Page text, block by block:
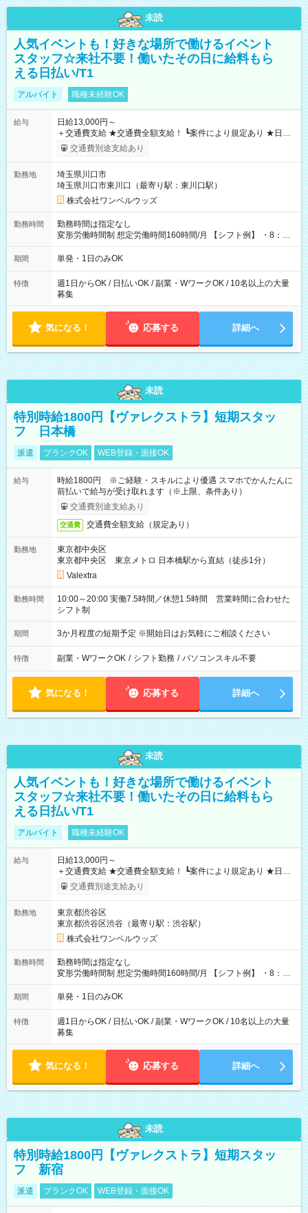
未読
人気イベントも！好きな場所で働けるイベント
スタッフ☆来社不要！働いたその日に給料もら
える日払い/T1
アルバイト 職種未経験OK
給与
日給13,000円～
＋交通費支給 ★交通費全額支給！ ┗案件により規定あり ★日払
いOK！（規定あり） ┗働いたその日に現金GET♪ お仕事後はコ
ンビニATMから 日払い分を引き落とせます！ 【試用期間】試
交通費別途支給あり
勤務地
埼玉県川口市
埼玉県川口市東川口（最寄り駅：東川口駅）
株式会社ワンベルウッズ
勤務時間
勤務時間は指定なし
変形労働時間制 想定労働時間160時間/月 【シフト例】 ・8：00
～21：00
期間 単発・1日のみOK
特徴
週1日からOK / 日払いOK / 副業・WワークOK / 10名以上の大量
募集
気になる！ 応募する 詳細へ
未読
特別時給1800円【ヴァレクストラ】短期スタッ
フ 日本橋
派遣 ブランクOK WEB登録・面接OK
給与
時給1800円 ※ご経験・スキルにより優遇 スマホでかんたんに
前払いで給与が受け取れます（※上限、条件あり）
交通費別途支給あり
交通費 交通費全額支給（規定あり）
勤務地
東京都中央区
東京都中央区 東京メトロ 日本橋駅から直結（徒歩1分）
Valextra
勤務時間
10:00～20:00 実働7.5時間／休憩1.5時間 営業時間に合わせた
シフト制
期間 3か月程度の短期予定 ※開始日はお気軽にご相談ください
特徴 副業・WワークOK / シフト勤務 / パソコンスキル不要
気になる！ 応募する 詳細へ
未読
人気イベントも！好きな場所で働けるイベント
スタッフ☆来社不要！働いたその日に給料もら
える日払い/T1
アルバイト 職種未経験OK
給与
日給13,000円～
＋交通費支給 ★交通費全額支給！ ┗案件により規定あり ★日払
いOK！（規定あり） ┗働いたその日に現金GET♪ お仕事後はコ
ンビニATMから 日払い分を引き落とせます！ 【試用期間】試
交通費別途支給あり
勤務地
東京都渋谷区
東京都渋谷区渋谷（最寄り駅：渋谷駅）
株式会社ワンベルウッズ
勤務時間
勤務時間は指定なし
変形労働時間制 想定労働時間160時間/月 【シフト例】 ・8：00
～21：00
期間 単発・1日のみOK
特徴
週1日からOK / 日払いOK / 副業・WワークOK / 10名以上の大量
募集
気になる！ 応募する 詳細へ
未読
特別時給1800円【ヴァレクストラ】短期スタッ
フ 新宿
派遣 ブランクOK WEB登録・面接OK